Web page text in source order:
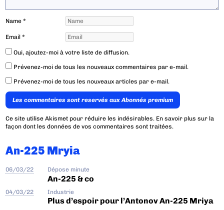
Name*
Email*
Oui, ajoutez-moi à votre liste de diffusion.
Prévenez-moi de tous les nouveaux commentaires par e-mail.
Prévenez-moi de tous les nouveaux articles par e-mail.
Les commentaires sont reservés aux Abonnés premium
Ce site utilise Akismet pour réduire les indésirables. En savoir plus sur la
façon dont les données de vos commentaires sont traitées.
An-225 Mryia
06/03/22 Dépose minute
An-225 & co
04/03/22 Industrie
Plus d’espoir pour l’Antonov An-225 Mriya